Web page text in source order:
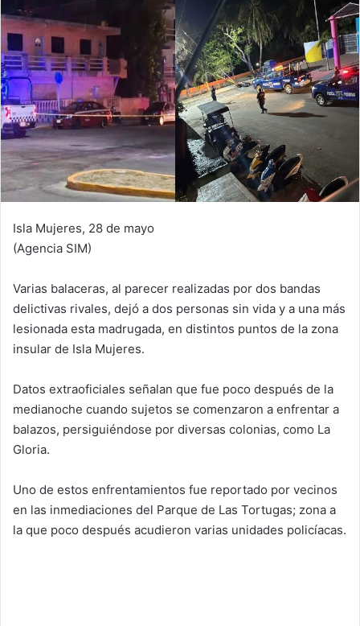
Isla Mujeres, 28 de mayo
(Agencia SIM)
Varias balaceras, al parecer realizadas por dos bandas
delictivas rivales, dejó a dos personas sin vida y a una más
lesionada esta madrugada, en distintos puntos de la zona
insular de Isla Mujeres.
Datos extraoficiales señalan que fue poco después de la
medianoche cuando sujetos se comenzaron a enfrentar a
balazos, persiguiéndose por diversas colonias, como La
Gloria.
Uno de estos enfrentamientos fue reportado por vecinos
en las inmediaciones del Parque de Las Tortugas; zona a
la que poco después acudieron varias unidades policíacas.